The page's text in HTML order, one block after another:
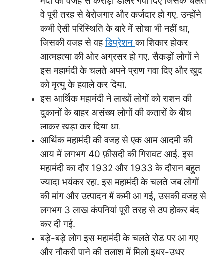
वे पूरी तरह से बेरोजगार और कर्जदार हो गए. उन्होंने
कभी ऐसी परिस्थिति के बारे में सोचा भी नहीं था,
जिसकी वजह से वहडिप्रेशनका शिकार होकर
आत्महत्या की ओर अग्रसर हो गए. सैकड़ों लोगों ने
इस महामंदी के चलते अपने प्राण गवा दिए और खुद
को मृत्यु के हवाले कर दिया.
इस आर्थिक महामंदी ने लाखों लोगों को राशन की
दुकानों के बाहर असंख्य लोगों की कतारों के बीच
लाकर खड़ा कर दिया था.
आर्थिक महामंदी की वजह से एक आम आदमी की
आय में लगभग 40 फ़ीसदी की गिरावट आई. इस
महामंदी का दौर 1932 और 1933 के दौरान बहुत
ज्यादा भयंकर रहा. इस महामंदी के चलते जब लोगों
की मांग और उत्पादन में कमी आ गई, उसकी वजह से
लगभग 3 लाख कंपनियां पूरी तरह से ठप होकर बंद
कर दी गई.
बड़े-बड़े लोग इस महामंदी के चलते रोड पर आ गए
और नौकरी पाने की तलाश में मिलो इधर-उधर